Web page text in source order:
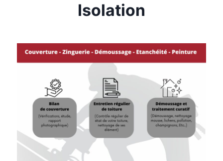
Isolation